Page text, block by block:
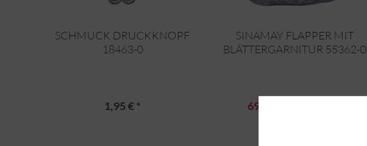
SCHMUCK DRUCKKNOPF
18463-0
1,95 € *
SINAMAY FLAPPER MIT
BLÄTTERGARNITUR 55362-0
69,96 € *